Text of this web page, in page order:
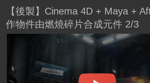
【後製】Cinema 4D + Maya +
作物件由燃燒碎片合成元件 2/3